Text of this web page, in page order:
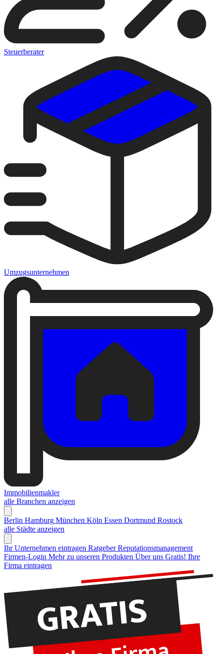
Steuerberater
Umzugsunternehmen
Immobilienmakler
alle Branchen anzeigen
Berlin Hamburg München Köln Essen Dortmund Rostock
alle Städte anzeigen
Ihr Unternehmen eintragen Ratgeber Reputationsmanagement
Firmen-Login Mehr zu unseren Produkten Über uns Gratis! Ihre
Firma eintragen